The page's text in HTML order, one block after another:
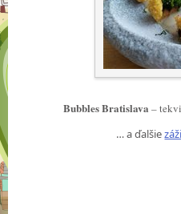
Bubbles Bratislava –
… a ďalšie